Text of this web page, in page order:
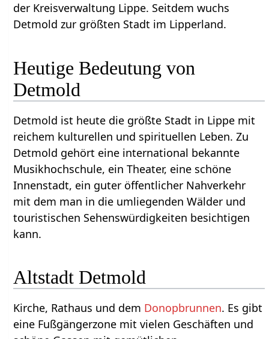
der Kreisverwaltung Lippe. Seitdem wuchs
Detmold zur größten Stadt im Lipperland.
Heutige Bedeutung von
Detmold
Detmold ist heute die größte Stadt in Lippe mit
reichem kulturellen und spirituellen Leben. Zu
Detmold gehört eine international bekannte
Musikhochschule, ein Theater, eine schöne
Innenstadt, ein guter öffentlicher Nahverkehr
mit dem man in die umliegenden Wälder und
touristischen Sehenswürdigkeiten besichtigen
kann.
Altstadt Detmold
Kirche, Rathaus und dem Donopbrunnen. Es gibt
eine Fußgängerzone mit vielen Geschäften und